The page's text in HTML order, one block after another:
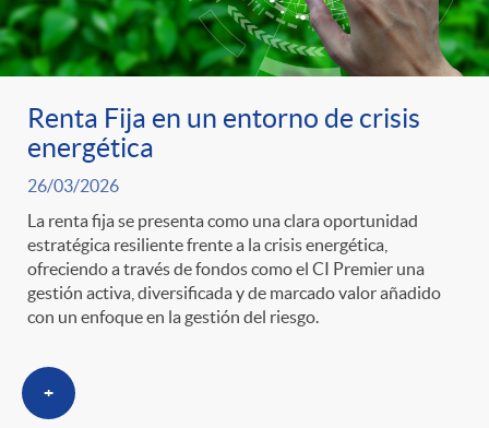
Renta Fija en un entorno de crisis
energética
26/03/2026
La renta fija se presenta como una clara oportunidad
estratégica resiliente frente a la crisis energética,
ofreciendo a través de fondos como el CI Premier una
gestión activa, diversificada y de marcado valor añadido
con un enfoque en la gestión del riesgo.
+